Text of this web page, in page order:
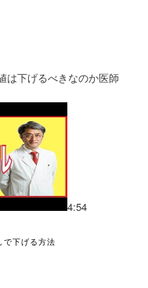
は下げるべきなのか医師
4:54
で下げる方法